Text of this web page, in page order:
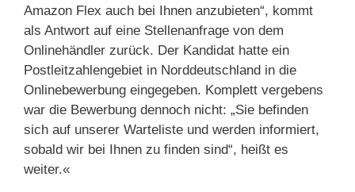
Amazon Flex auch bei Ihnen anzubieten“, kommt
als Antwort auf eine Stellenanfrage von dem
Onlinehändler zurück. Der Kandidat hatte ein
Postleitzahlengebiet in Norddeutschland in die
Onlinebewerbung eingegeben. Komplett vergebens
war die Bewerbung dennoch nicht: „Sie befinden
sich auf unserer Warteliste und werden informiert,
sobald wir bei Ihnen zu finden sind“, heißt es
weiter.«